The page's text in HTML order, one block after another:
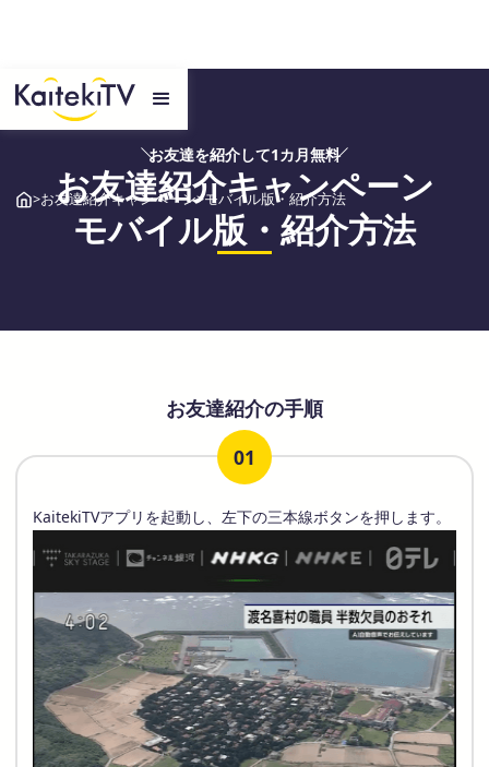
お友達を紹介して1カ月無料
お友達紹介キャンペーン
モバイル版・紹介方法
>お友達紹介キャンペーン>モバイル版・紹介方法
お友達紹介の手順
01
KaitekiTVアプリを起動し、左下の三本線ボタンを押します。